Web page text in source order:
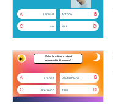
A Lennart B
Antoon
C Lars D
Rick
Welke locatie wordt niet
genoemd in dit nummer?
A France B
Deutschland
C Österreich D
Italia